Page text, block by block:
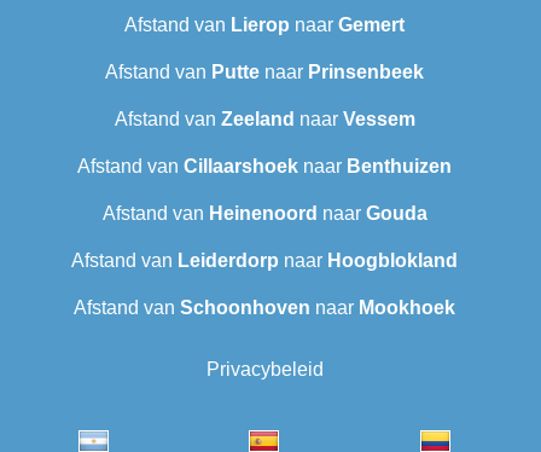
Afstand van Lierop naar Gemert
Afstand van Putte naar Prinsenbeek
Afstand van Zeeland naar Vessem
Afstand van Cillaarshoek naar Benthuizen
Afstand van Heinenoord naar Gouda
Afstand van Leiderdorp naar Hoogblokland
Afstand van Schoonhoven naar Mookhoek
Privacybeleid